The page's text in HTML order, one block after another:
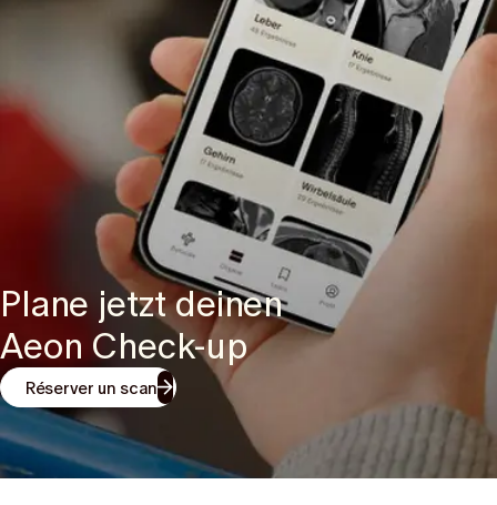
Plane jetzt deinen
Aeon Check-up
Réserver un scan